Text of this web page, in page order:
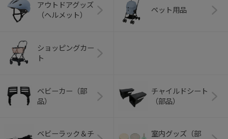
アウトドアグッズ
（ヘルメット）
ペット用品
ショッピングカー
ト
ベビーカー（部
品）
チャイルドシート
（部品）
ベビーラック＆チ
室内グッズ（部